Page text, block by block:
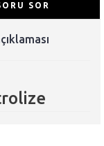
SOR